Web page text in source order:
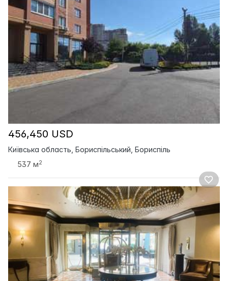
456,450 USD
Київська область, Бориспільський, Бориспіль
537 м2